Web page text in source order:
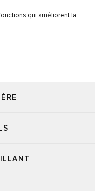
qui améliorent la